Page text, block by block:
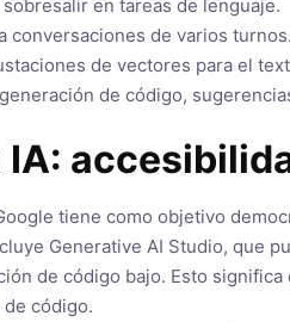
en tareas de lenguaje.
conversaciones de varios turnos.
de vectores para el
de código,
tiene como objetivo
Generative AI Studio, que
de código bajo. Esto
código.